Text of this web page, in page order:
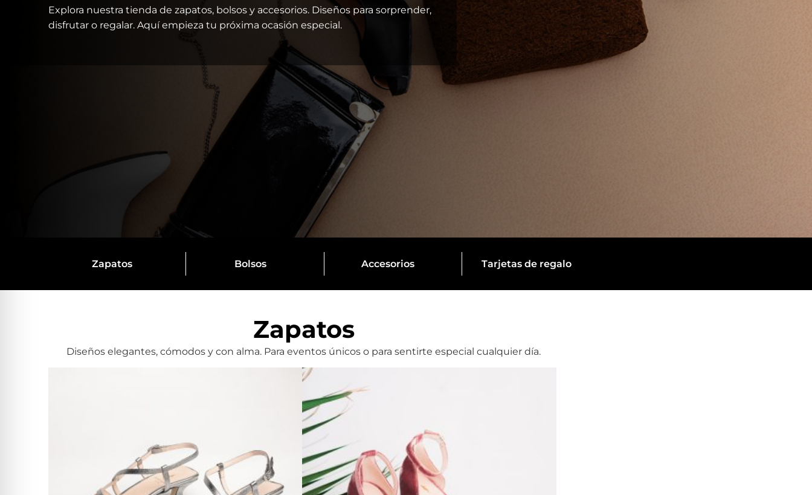
Explora nuestra tienda de zapatos, bolsos y accesorios. Diseños para sorprender,
disfrutar o regalar. Aquí empieza tu próxima ocasión especial.
Zapatos Bolsos Accesorios Tarjetas de regalo
Zapatos
Diseños elegantes, cómodos y con alma. Para eventos únicos o para sentirte especial cualquier día.
Carla